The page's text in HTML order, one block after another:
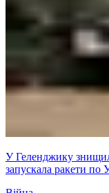
У Геленджику
запускала ракети по